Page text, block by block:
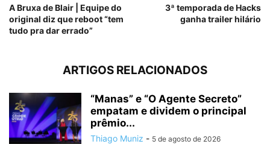
A Bruxa de Blair | Equipe do
original diz que reboot “tem
tudo pra dar errado”
3ª temporada de Hacks
ganha trailer hilário
ARTIGOS RELACIONADOS
“Manas” e “O Agente Secreto”
empatam e dividem o principal
prêmio...
Thiago Muniz - 5 de agosto de 2026